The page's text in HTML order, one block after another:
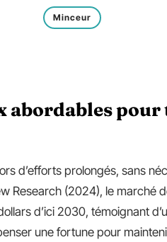
Minceur
abordables pour
d’efforts prolongés, sans
Research (2024), le marché
d’ici 2030, témoignant
une fortune pour